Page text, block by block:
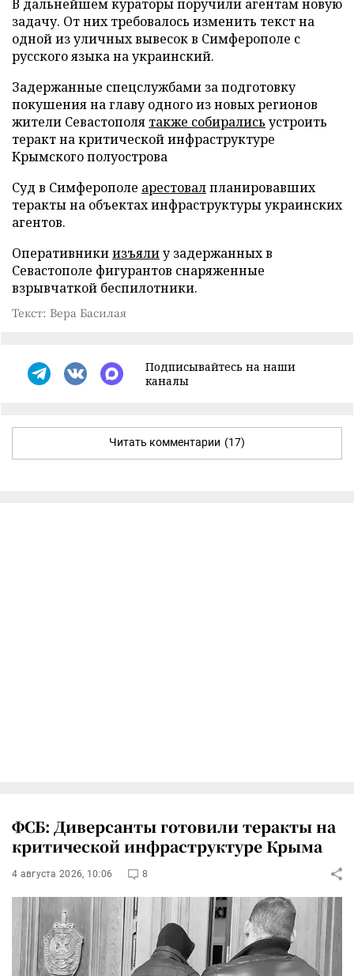
В дальнейшем кураторы поручили агентам новую
задачу. От них требовалось изменить текст на
одной из уличных вывесок в Симферополе с
русского языка на украинский.
Задержанные спецслужбами за подготовку
покушения на главу одного из новых регионов
жители Севастополя также собирались устроить
теракт на критической инфраструктуре
Крымского полуострова
Суд в Симферополе арестовалпланировавших
теракты на объектах инфраструктуры украинских
агентов.
Оперативникиизъялиу задержанных в
Севастополе фигурантов снаряженные
взрывчаткой беспилотники.
Текст: Вера Басилая
Подписывайтесь на наши
каналы
Читать комментарии (17)
ФСБ: Диверсанты готовили теракты на
критической инфраструктуре Крыма
4 августа 2026, 10:06 8